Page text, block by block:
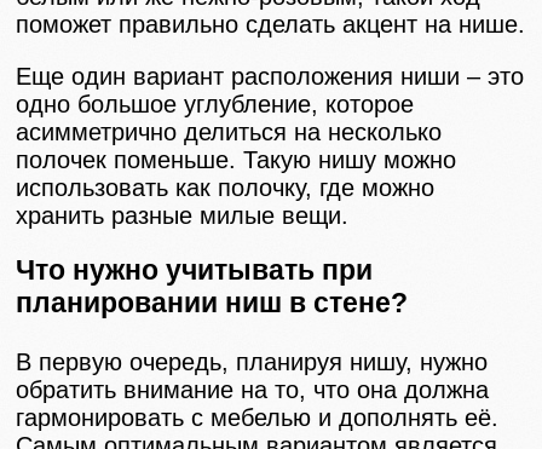
поможет правильно сделать акцент на нише.
Еще один вариант расположения ниши – это
одно большое углубление, которое
асимметрично делиться на несколько
полочек поменьше. Такую нишу можно
использовать как полочку, где можно
хранить разные милые вещи.
Что нужно учитывать при
планировании ниш в стене?
В первую очередь, планируя нишу, нужно
обратить внимание на то, что она должна
гармонировать с мебелью и дополнять её.